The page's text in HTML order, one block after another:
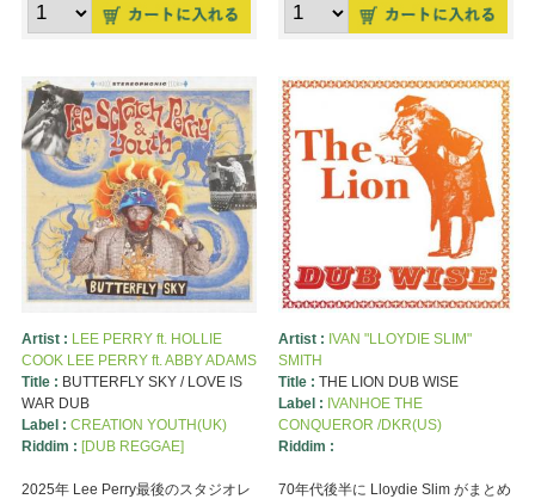
Artist : LEE PERRY ft. HOLLIE
COOK LEE PERRY ft. ABBY ADAMS
Title : BUTTERFLY SKY / LOVE IS
WAR DUB
Label : CREATION YOUTH(UK)
Riddim : [DUB REGGAE]
2025年 Lee Perry最後のスタジオレ
Artist : IVAN "LLOYDIE SLIM"
SMITH
Title : THE LION DUB WISE
Label : IVANHOE THE
CONQUEROR /DKR(US)
Riddim :
70年代後半に Lloydie Slim がまとめ